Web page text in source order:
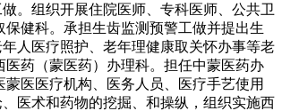
。组织开展住院医师、专科医师、公共卫
健科。承担生齿监测预警工做并提出生
人医疗照护、老年理健康取关怀办事等老
药（蒙医药）办理科。担任中蒙医药办
医医疗机构、医务人员、医疗手艺使用
医术和药物的挖掘、和操纵，组织实施西